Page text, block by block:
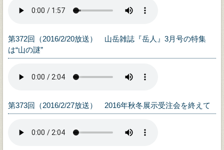
第372回（2016/2/20放送） 山岳雑誌『岳人』3月号の特集
は“山の謎”
第373回（2016/2/27放送） 2016年秋冬展示受注会を終えて